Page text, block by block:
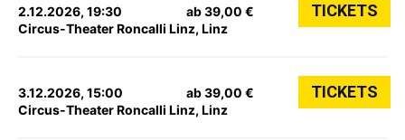
2.12.2026, 19:30
Circus-Theater Roncalli Linz, Linz
ab 39,00 € TICKETS
3.12.2026, 15:00
Circus-Theater Roncalli Linz, Linz
ab 39,00 € TICKETS